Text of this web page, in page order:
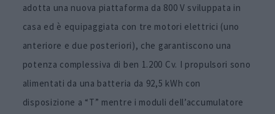
adotta una nuova piattaforma da 800 V sviluppata in
casa ed è equipaggiata con tre motori elettrici (uno
anteriore e due posteriori), che garantiscono una
potenza complessiva di ben 1.200 Cv. I propulsori sono
alimentati da una batteria da 92,5 kWh con
disposizione a “T” mentre i moduli dell’accumulatore